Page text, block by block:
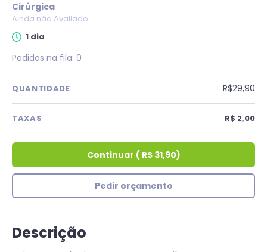
Cirúrgica
Ainda não Avaliado
1 dia
Pedidos na fila: 0
QUANTIDADE R$29,90
TAXAS R$ 2,00
Continuar ( R$ 31,90)
Pedir orçamento
Descrição